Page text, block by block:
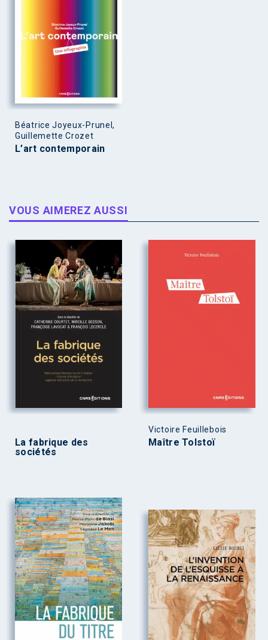
Béatrice Joyeux-Prunel,
Guillemette Crozet
L’art contemporain
VOUS AIMEREZ AUSSI
La fabrique des
sociétés
Victoire Feuillebois
Maître Tolstoï